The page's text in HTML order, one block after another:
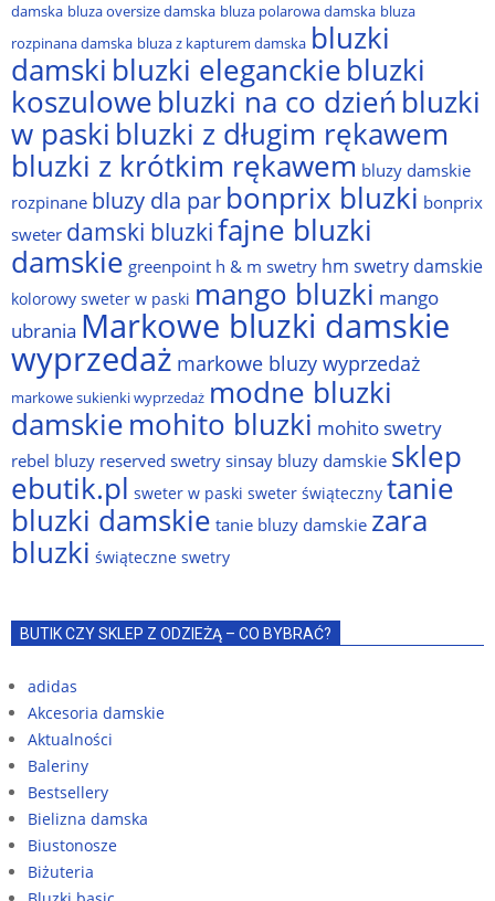
damska bluza oversize damska bluza polarowa damska bluza
rozpinana damska bluza z kapturem damska bluzki
damski bluzki eleganckie bluzki
koszulowe bluzki na co dzień bluzki
w paski bluzki z długim rękawem
bluzki z krótkim rękawem bluzy damskie
rozpinane bluzy dla par bonprix bluzki bonprix
sweter damski bluzkifajne bluzki
damskie greenpoint h & m swetry hm swetry damskie
kolorowy sweter w paski mango bluzki mango
ubrania Markowe bluzki damskie
wyprzedaż markowe bluzy wyprzedaż
markowe sukienki wyprzedaż modne bluzki
damskiemohito bluzki mohito swetry
rebel bluzy reserved swetrysinsay bluzy damskie sklep
ebutik.pl sweter w paski sweter świąteczny tanie
bluzki damskie tanie bluzy damskie zara
bluzki świąteczne swetry
BUTIK CZY SKLEP Z ODZIEŻĄ – CO BYBRAĆ?
adidas
Akcesoria damskie
Aktualności
Baleriny
Bestsellery
Bielizna damska
Biustonosze
Biżuteria